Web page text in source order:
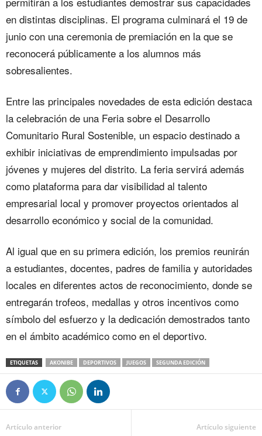
en distintas disciplinas. El programa culminará el 19 de
junio con una ceremonia de premiación en la que se
reconocerá públicamente a los alumnos más
sobresalientes.
Entre las principales novedades de esta edición destaca
la celebración de una Feria sobre el Desarrollo
Comunitario Rural Sostenible, un espacio destinado a
exhibir iniciativas de emprendimiento impulsadas por
jóvenes y mujeres del distrito. La feria servirá además
como plataforma para dar visibilidad al talento
empresarial local y promover proyectos orientados al
desarrollo económico y social de la comunidad.
Al igual que en su primera edición, los premios reunirán
a estudiantes, docentes, padres de familia y autoridades
locales en diferentes actos de reconocimiento, donde se
entregarán trofeos, medallas y otros incentivos como
símbolo del esfuerzo y la dedicación demostrados tanto
en el ámbito académico como en el deportivo.
ETIQUETAS AKONIBE DEPORTIVOS JUEGOS SEGUNDA EDICIÓN
Artículo anterior Artículo siguiente